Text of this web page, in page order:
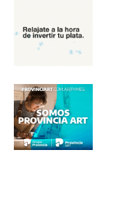
Número de teléfono